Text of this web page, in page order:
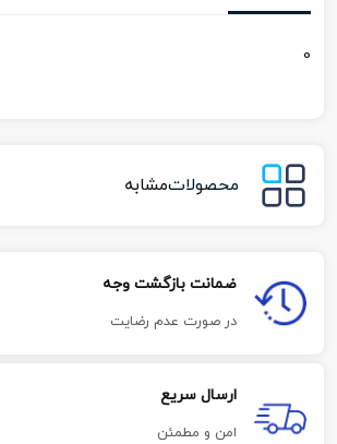
0
محصولاتمشابه
ضمانت بازگشت وجه
در صورت عدم رضایت
ارسال سریع
امن و مطمئن